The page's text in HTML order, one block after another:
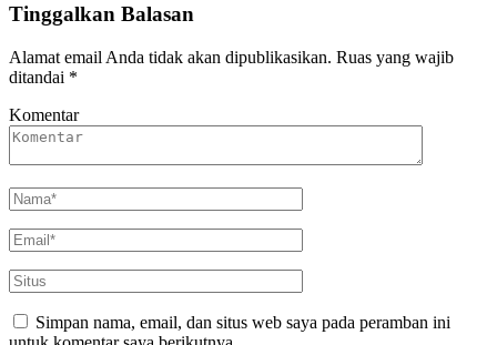
Tinggalkan Balasan
Alamat email Anda tidak akan dipublikasikan. Ruas yang wajib
ditandai *
Komentar
Simpan nama, email, dan situs web saya pada peramban ini